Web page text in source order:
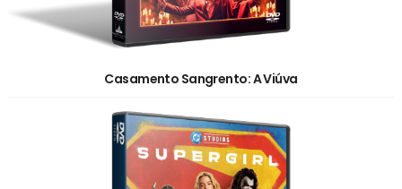
Casamento Sangrento: A Viúva